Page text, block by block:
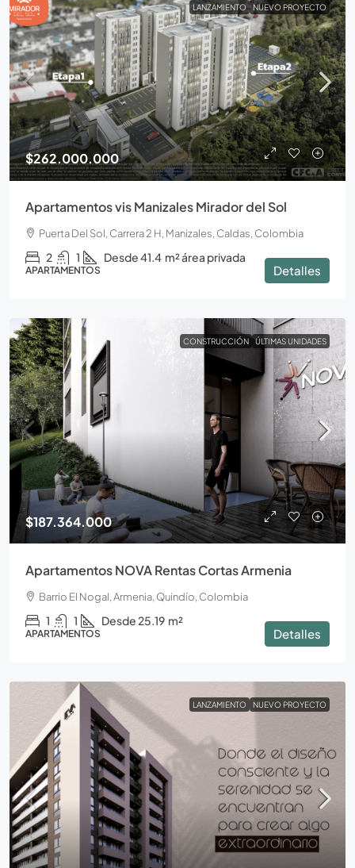
LANZAMIENTO NUEVO PROYECTO
$262.000.000
Apartamentos vis Manizales Mirador del Sol
Puerta Del Sol, Carrera 2 H, Manizales, Caldas, Colombia
2 1 Desde 41.4 m² área privada
APARTAMENTOS Detalles
CONSTRUCCIÓN ÚLTIMAS UNIDADES
$187.364.000
Apartamentos NOVA Rentas Cortas Armenia
Barrio El Nogal, Armenia, Quindío, Colombia
1 1 Desde 25.19 m²
APARTAMENTOS Detalles
LANZAMIENTO NUEVO PROYECTO